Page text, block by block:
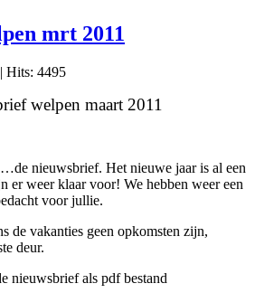
mrt 2011
| Hits: 4495
welpen maart 2011
nieuwsbrief. Het nieuwe jaar is al een
er weer klaar voor! We hebben weer een
voor jullie.
de vakanties geen opkomsten zijn,
deur.
nieuwsbrief als pdf bestand